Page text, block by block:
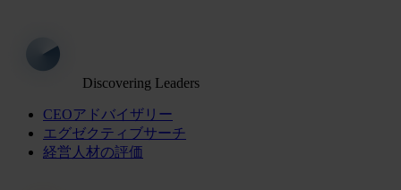
Discovering Leaders
CEOアドバイザリー
エグゼクティブサーチ
経営人材の評価